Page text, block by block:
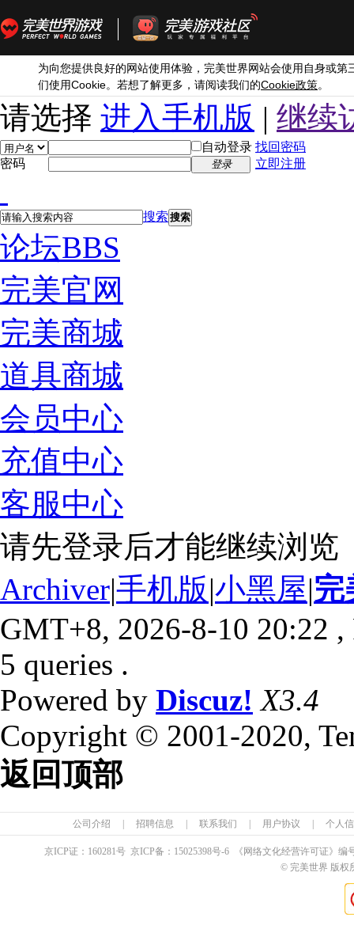
为向您提供良好的网站使用体验，完美世界网站会使用自身或第
们使用Cookie。若想了解更多，请阅读我们的Cookie政策。
请选择 进入手机版 | 继续
自动登录 找回密码
密码
登录 立即注册
搜索 搜索
论坛BBS
完美官网
完美商城
道具商城
会员中心
充值中心
客服中心
请先登录后才能继续浏览
Archiver|手机版|小黑屋|完
GMT+8, 2026-8-10 20:22 ,
5 queries .
Powered by Discuz! X3.4
Copyright © 2001-2020,
返回顶部
公司介绍 招聘信息 联系我们 用户协议 个人
京ICP证： 160281号 京ICP备： 15025398号-6 《网络文化经营许可证》编
© 完美世界 版权